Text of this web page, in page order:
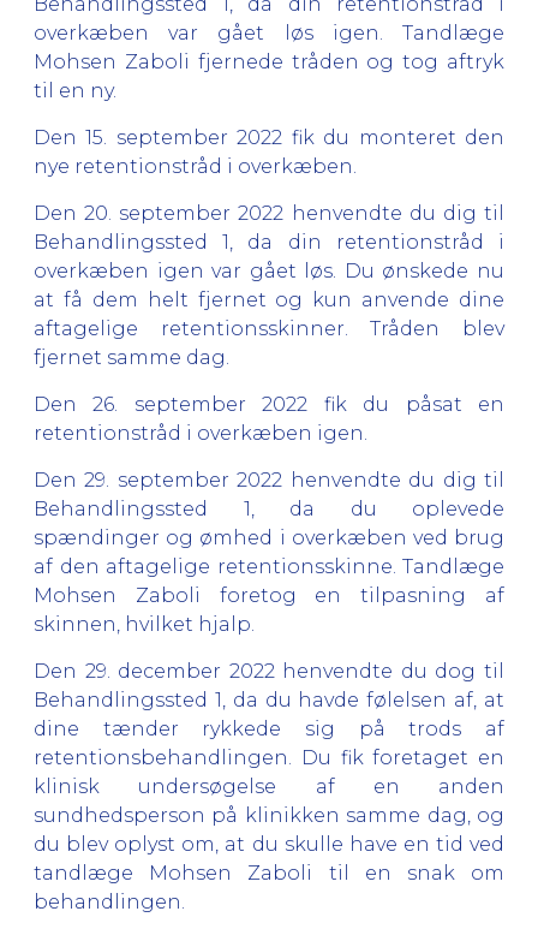
overkæben var gået løs igen. Tandlæge
Mohsen Zaboli fjernede tråden og tog aftryk
til en ny.
Den 15. september 2022 fik du monteret den
nye retentionstråd i overkæben.
Den 20. september 2022 henvendte du dig til
Behandlingssted 1, da din retentionstråd i
overkæben igen var gået løs. Du ønskede nu
at få dem helt fjernet og kun anvende dine
aftagelige retentionsskinner. Tråden blev
fjernet samme dag.
Den 26. september 2022 fik du påsat en
retentionstråd i overkæben igen.
Den 29. september 2022 henvendte du dig til
Behandlingssted 1, da du oplevede
spændinger og ømhed i overkæben ved brug
af den aftagelige retentionsskinne. Tandlæge
Mohsen Zaboli foretog en tilpasning af
skinnen, hvilket hjalp.
Den 29. december 2022 henvendte du dog til
Behandlingssted 1, da du havde følelsen af, at
dine tænder rykkede sig på trods af
retentionsbehandlingen. Du fik foretaget en
klinisk undersøgelse af en anden
sundhedsperson på klinikken samme dag, og
du blev oplyst om, at du skulle have en tid ved
tandlæge Mohsen Zaboli til en snak om
behandlingen.